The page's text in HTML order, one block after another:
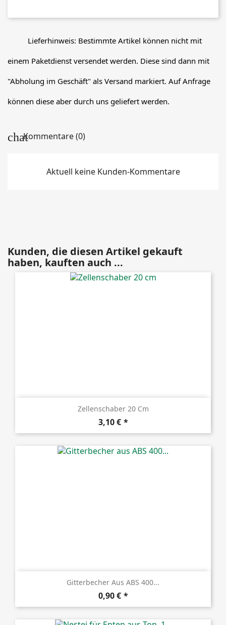
Lieferhinweis: Bestimmte Artikel können nicht mit
einem Paketdienst versendet werden. Diese sind dann mit
"Abholung im Geschäft" als Versand markiert. Auf Anfrage
können diese aber durch uns geliefert werden.
Kommentare (0)
Aktuell keine Kunden-Kommentare
Kunden, die diesen Artikel gekauft
haben, kauften auch ...
Zellenschaber 20 Cm
Preis
3,10 €
Gitterbecher Aus ABS 400...
Preis
0,90 €